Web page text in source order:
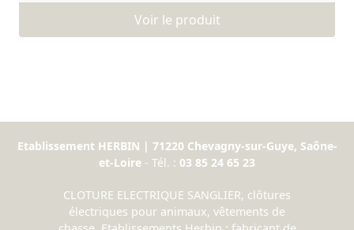
Voir le produit
Etablissement HERBIN | 71220 Chevagny-sur-Guye, Saône-
et-Loire - Tél. : 03 85 24 65 23
CLOTURE ELECTRIQUE SANGLIER, clôtures
électriques pour animaux, vêtements de